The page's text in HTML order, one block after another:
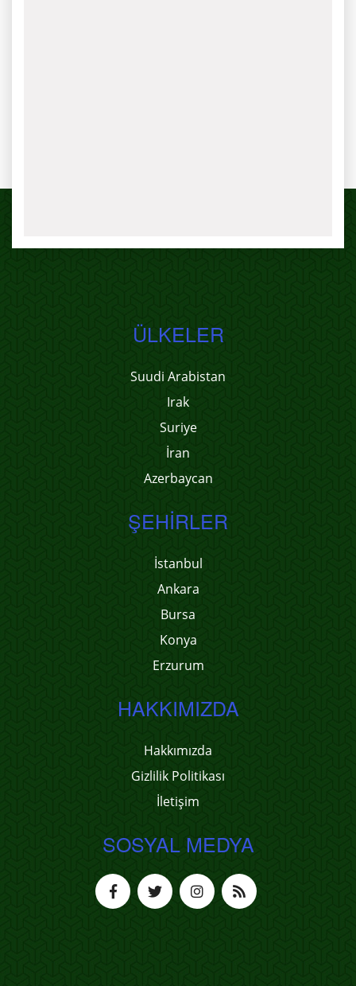
ÜLKELER
Suudi Arabistan
Irak
Suriye
İran
Azerbaycan
ŞEHIRLER
İstanbul
Ankara
Bursa
Konya
Erzurum
HAKKIMIZDA
Hakkımızda
Gizlilik Politikası
İletişim
SOSYAL MEDYA